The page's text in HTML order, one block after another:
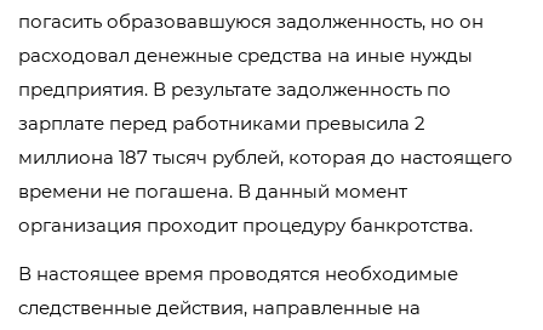
погасить образовавшуюся задолженность, но он
расходовал денежные средства на иные нужды
предприятия. В результате задолженность по
зарплате перед работниками превысила 2
миллиона 187 тысяч рублей, которая до настоящего
времени не погашена. В данный момент
организация проходит процедуру банкротства.
В настоящее время проводятся необходимые
следственные действия, направленные на